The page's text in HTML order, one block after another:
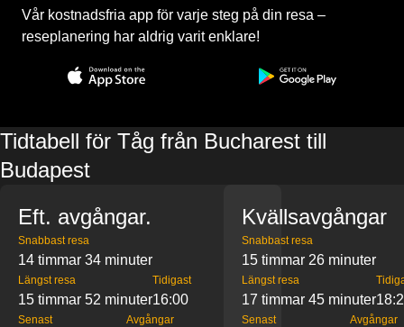
Vår kostnadsfria app för varje steg på din resa –
reseplanering har aldrig varit enklare!
Tidtabell för Tåg från Bucharest till
Budapest
Eft. avgångar.
Snabbast resa
14 timmar 34 minuter
Längst resa
15 timmar 52 minuter
Tidigast
16:00
Senast Avgångar
Kvällsavgångar
Snabbast resa
15 timmar 26 minuter
Längst resa
17 timmar 45 minuter
Senast Avgångar